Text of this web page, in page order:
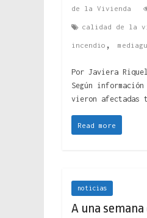
de la Vivienda
calidad de la
incendio ,
Por Javiera
Según
vieron afectadas
Read more
noticias
A una